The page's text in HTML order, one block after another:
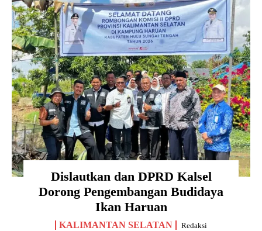
Dislautkan dan DPRD Kalsel
Dorong Pengembangan Budidaya
Ikan Haruan
KALIMANTAN SELATAN Redaksi